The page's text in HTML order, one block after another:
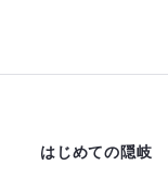
はじめての隠岐